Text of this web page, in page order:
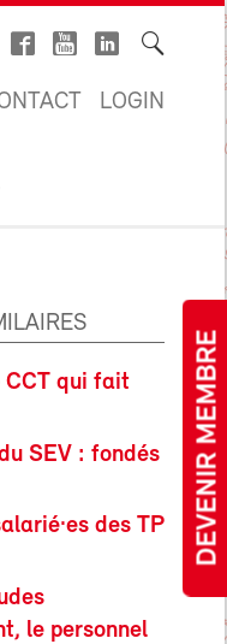
DEVENIR MEMBRE
LOGIN
CCT qui fait
SEV : fondés
des TP
le personnel